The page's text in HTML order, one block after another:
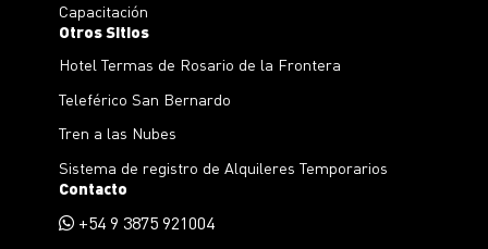
Capacitación
Otros Sitios
Hotel Termas de Rosario de la Frontera
Teleférico San Bernardo
Tren a las Nubes
Sistema de registro de Alquileres Temporarios
Contacto
+54 9 3875 921004